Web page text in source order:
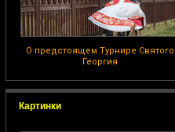
О предстоящем Турнире Святого
Георгия
Картинки